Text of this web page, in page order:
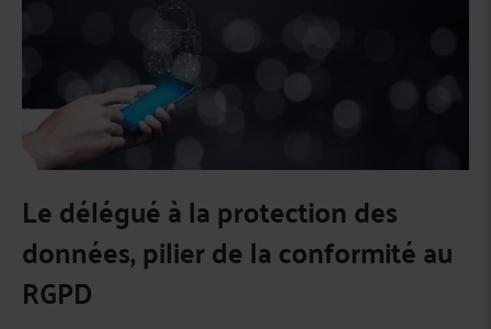
Le délégué à la protection des
données, pilier de la conformité au
RGPD